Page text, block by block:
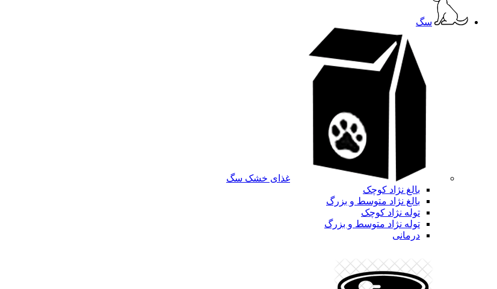
سگ
غذای خشک سگ
بالغ نژاد کوچک
بالغ نژاد متوسط و بزرگ
توله نژاد کوچک
توله نژاد متوسط و بزرگ
درمانی